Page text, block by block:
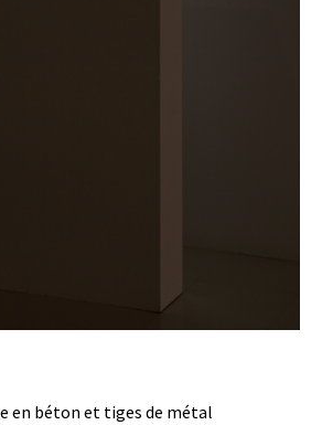
en béton et tiges de métal